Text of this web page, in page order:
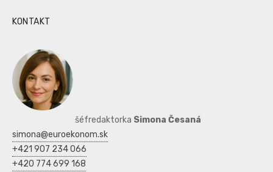
KONTAKT
šéfredaktorka Simona Česaná
simona@euroekonom.sk
+421 907 234 066
+420 774 699 168